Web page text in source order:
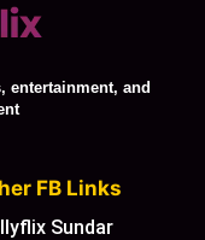
entertainment, and
FB Links
Sundar